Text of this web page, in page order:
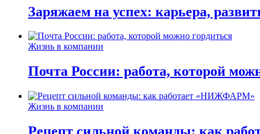
Заряжаем на успех: карьера,
Жизнь в компании
Почта России: работа, которой
Жизнь в компании